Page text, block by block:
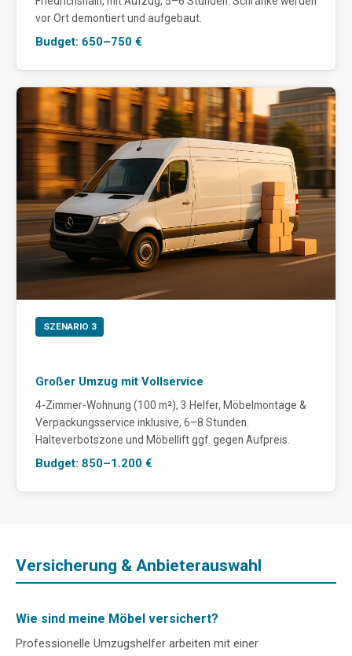
vor Ort demontiert und aufgebaut.
Budget: 650–750 €
SZENARIO 3
Großer Umzug mit Vollservice
4-Zimmer-Wohnung (100 m²), 3 Helfer, Möbelmontage &
Verpackungsservice inklusive, 6–8 Stunden.
Halteverbotszone und Möbellift ggf. gegen Aufpreis.
Budget: 850–1.200 €
Versicherung & Anbieterauswahl
Wie sind meine Möbel versichert?
Professionelle Umzugshelfer arbeiten mit einer